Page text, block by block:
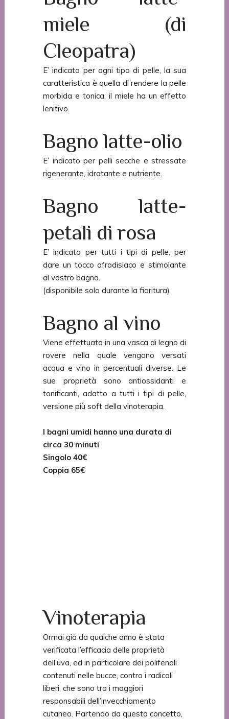
miele (di
Cleopatra)
E’ indicato per ogni tipo di pelle, la sua
caratteristica è quella di rendere la pelle
morbida e tonica, il miele ha un effetto
lenitivo.
Bagno latte-olio
E’ indicato per pelli secche e stressate
rigenerante, idratante e nutriente.
Bagno latte-
petali di rosa
E’ indicato per tutti i tipi di pelle, per
dare un tocco afrodisiaco e stimolante
al vostro bagno.
(disponibile solo durante la fioritura)
Bagno al vino
Viene effettuato in una vasca di legno di
rovere nella quale vengono versati
acqua e vino in percentuali diverse. Le
sue proprietà sono antiossidanti e
tonificanti, adatto a tutti i tipi di pelle,
versione più soft della vinoterapia.
I bagni umidi hanno una durata di
circa 30 minuti
Singolo 40€
Coppia 65€
Vinoterapia
Ormai già da qualche anno è stata
verificata l’efficacia delle proprietà
dell’uva, ed in particolare dei polifenoli
contenuti nelle bucce, contro i radicali
liberi, che sono tra i maggiori
responsabili dell’invecchiamento
cutaneo. Partendo da questo concetto,